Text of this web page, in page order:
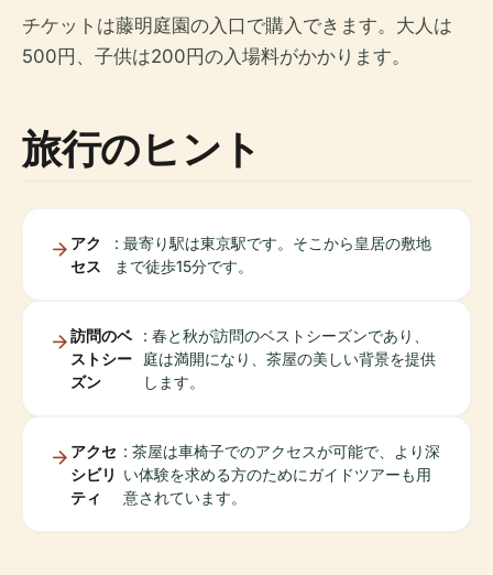
チケットは藤明庭園の入口で購入できます。大人は
500円、子供は200円の入場料がかかります。
旅行のヒント
アク
セス
: 最寄り駅は東京駅です。そこから皇居の敷地
まで徒歩15分です。
訪問のベ
ストシー
ズン
: 春と秋が訪問のベストシーズンであり、
庭は満開になり、茶屋の美しい背景を提供
します。
アクセ
シビリ
ティ
: 茶屋は車椅子でのアクセスが可能で、より深
い体験を求める方のためにガイドツアーも用
意されています。